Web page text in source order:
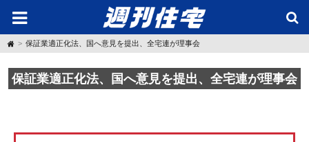
H
o
e
保証業適正化法、国へ意見を提出、全宅連が理事会
保証業適正化法、国へ意見を提出、全宅連が理事会